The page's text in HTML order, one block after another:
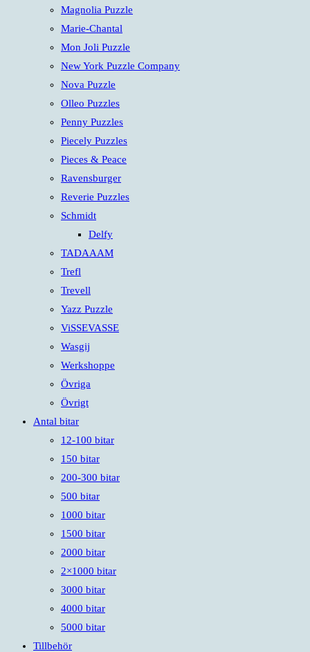
Magnolia Puzzle
Marie-Chantal
Mon Joli Puzzle
New York Puzzle Company
Nova Puzzle
Olleo Puzzles
Penny Puzzles
Piecely Puzzles
Pieces & Peace
Ravensburger
Reverie Puzzles
Schmidt
Delfy
TADAAAM
Trefl
Trevell
Yazz Puzzle
ViSSEVASSE
Wasgij
Werkshoppe
Övriga
Övrigt
Antal bitar
12-100 bitar
150 bitar
200-300 bitar
500 bitar
1000 bitar
1500 bitar
2000 bitar
2×1000 bitar
3000 bitar
4000 bitar
5000 bitar
Tillbehör